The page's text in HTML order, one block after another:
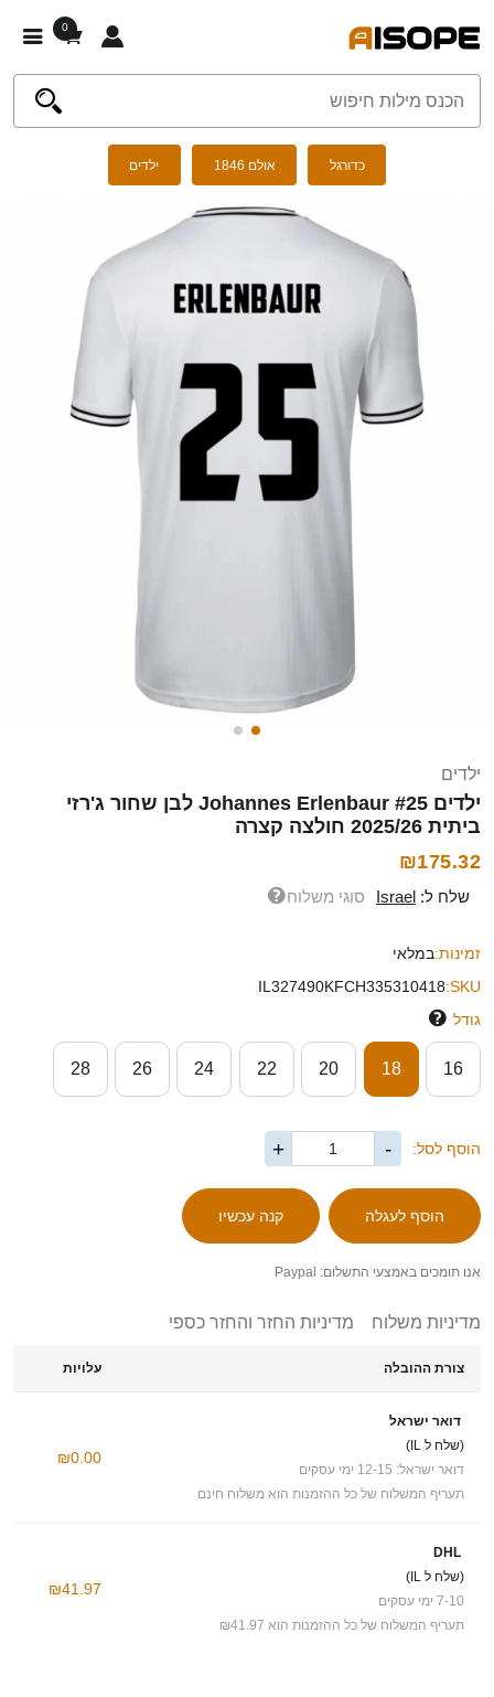
0
כדורגל אולם 1846 ילדים
ילדים
ילדים Johannes Erlenbaur #25 לבן שחור ג'רזי
ביתית 2025/26 חולצה קצרה
₪175.32
שלח ל: Israel סוגי משלוח
זמינות:במלאי
SKU:
IL327490KFCH335310418
גודל
16
18
20
22
24
26
28
הוסף לסל: -
+
אנו תומכים באמצעי התשלום: Paypal
מדיניות משלוח מדיניות החזר והחזר כספי
צורת ההובלה עלויות
דואר ישראל
(שלח ל IL)
דואר ישראל: 12-15 ימי עסקים
תעריף המשלוח של כל ההזמנות הוא משלוח חינם
₪0.00
DHL
(שלח ל IL)
7-10 ימי עסקים
תעריף המשלוח של כל ההזמנות הוא ₪41.97
₪41.97